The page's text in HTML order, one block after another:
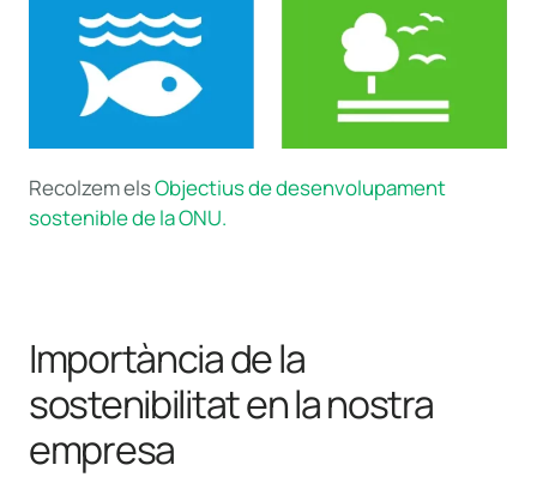
Recolzem elsObjectius de desenvolupament
sostenible de la ONU.
Importància de la
sostenibilitat en la nostra
empresa